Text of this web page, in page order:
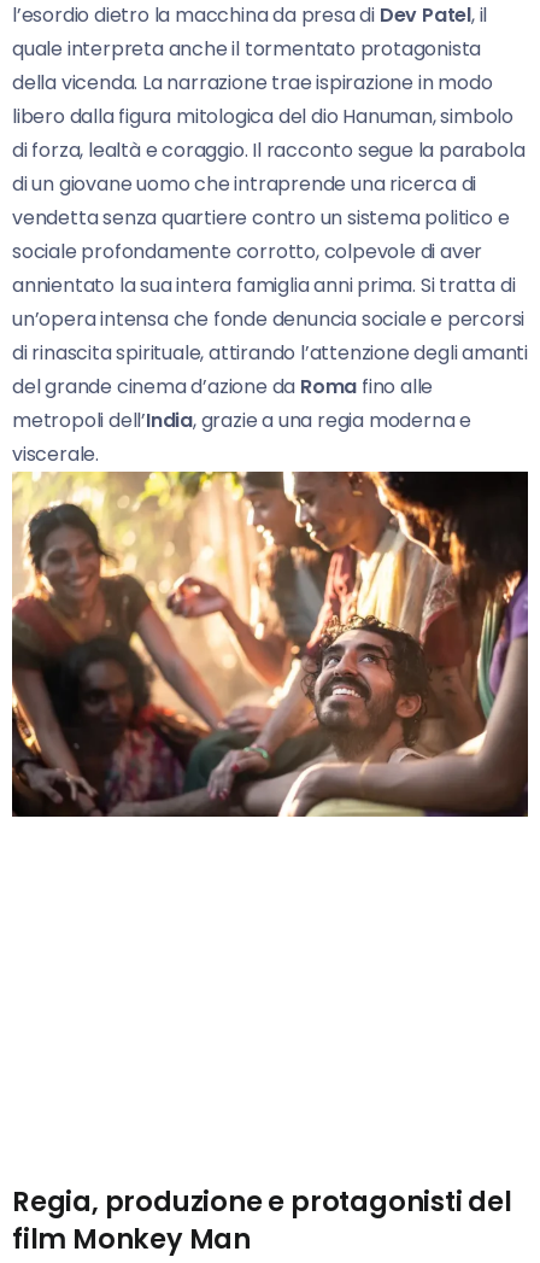
l’esordio dietro la macchina da presa di Dev Patel, il
quale interpreta anche il tormentato protagonista
della vicenda. La narrazione trae ispirazione in modo
libero dalla figura mitologica del dio Hanuman, simbolo
di forza, lealtà e coraggio. Il racconto segue la parabola
di un giovane uomo che intraprende una ricerca di
vendetta senza quartiere contro un sistema politico e
sociale profondamente corrotto, colpevole di aver
annientato la sua intera famiglia anni prima. Si tratta di
un’opera intensa che fonde denuncia sociale e percorsi
di rinascita spirituale, attirando l’attenzione degli amanti
del grande cinema d’azione da Roma fino alle
metropoli dell’India, grazie a una regia moderna e
viscerale.
Regia, produzione e protagonisti del
film Monkey Man